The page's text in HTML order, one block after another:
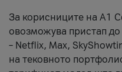
За корисниците на A1
овозможува пристап
– Netflix, Max,
на тековното